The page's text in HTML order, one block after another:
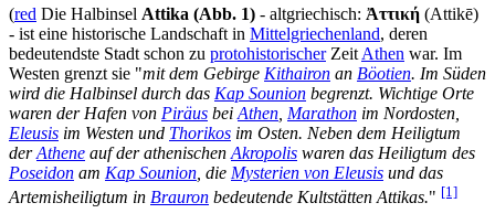
(red Die Halbinsel Attika (Abb. 1) - altgriechisch: Ἀττική (Attikē)
- ist eine historische Landschaft in Mittelgriechenland, deren
bedeutendste Stadt schon zu protohistorischerZeit Athen war. Im
Westen grenzt sie "mit dem Gebirge Kithairon an Böotien. Im Süden
wird die Halbinsel durch das Kap Sounion begrenzt. Wichtige Orte
waren der Hafen von Piräus bei Athen Marathon im Nordosten,
Eleusis im Westen und Thorikos im Osten. Neben dem Heiligtum
derAthene auf der athenischen Akropolis waren das Heiligtum des
Poseidon am Kap Sounion , die Mysterien von Eleusis und das
Artemis­heiligtum in Brauron bedeutende Kultstätten Attikas." [1]